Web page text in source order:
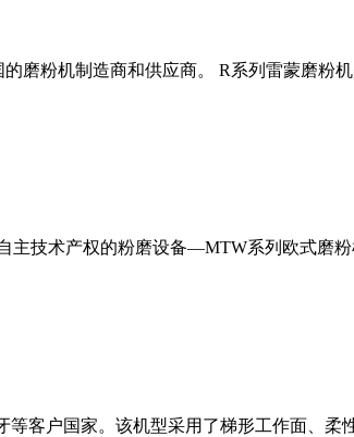
磨粉机制造商和供应商。 R系列雷蒙磨粉
技术产权的粉磨设备—MTW系列欧式磨
客户国家。该机型采用了梯形工作面、